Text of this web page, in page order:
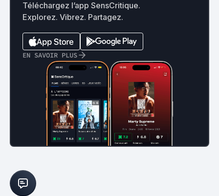
Téléchargez l’app SensCritique.
Explorez. Vibrez. Partagez.
EN SAVOIR PLUS